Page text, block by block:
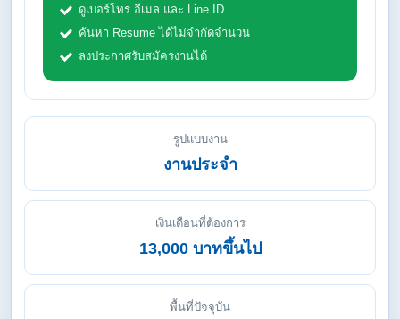
ดูเบอร์โทร อีเมล และ Line ID
ค้นหา Resume ได้ไม่จำกัดจำนวน
ลงประกาศรับสมัครงานได้
รูปแบบงาน
งานประจำ
เงินเดือนที่ต้องการ
13,000 บาทขึ้นไป
พื้นที่ปัจจุบัน